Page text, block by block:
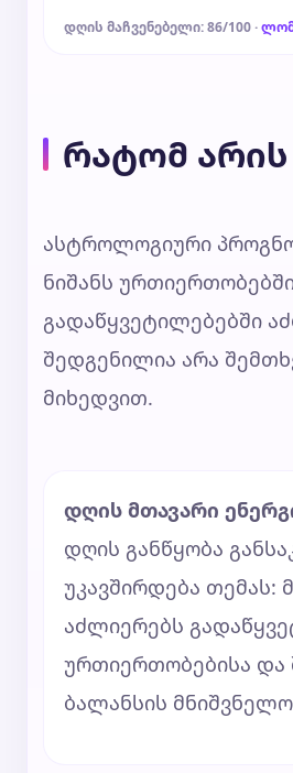
დღის მაჩვენებელი: 86/100 ·
რატომ
ასტროლოგიური
ნიშანს
გადაწყვეტილებებში
შედგენილია არა
მიხედვით.
დღის მთავარი
დღის განწყობა
უკავშირდება თემას:
აძლიერებს
ურთიერთობებისა და
ბალანსის